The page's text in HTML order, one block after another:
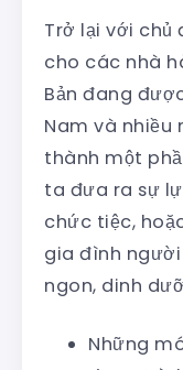
Trở lại với chủ
cho các nhà
Bản đang
Nam và nhiều
thành một
ta đưa ra sự
chức tiệc,
gia đình
ngon, dinh
Những